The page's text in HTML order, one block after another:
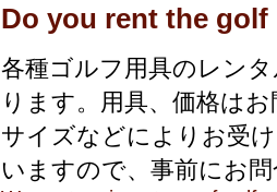
Do you rent the
各種ゴルフ用具のレン
ります。用具、価格は
サイズなどによりお受
いますので、事前にお